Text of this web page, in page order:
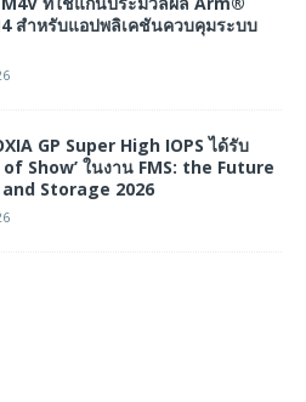
สำหรับแอปพลิเคชันควบคุมระบบ
GP Super High IOPS ได้รับ
of Show’ ในงาน FMS: the Future
Storage 2026